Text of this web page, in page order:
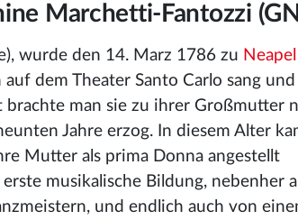
Marchetti-Fantozzi
wurde den 14. Marz 1786 zu Neapel
dem Theater Santo Carlo sang und
man sie zu ihrer Großmutter
Jahre erzog. In diesem Alter
Mutter als prima Donna angestellt
musikalische Bildung, nebenher
und endlich auch von